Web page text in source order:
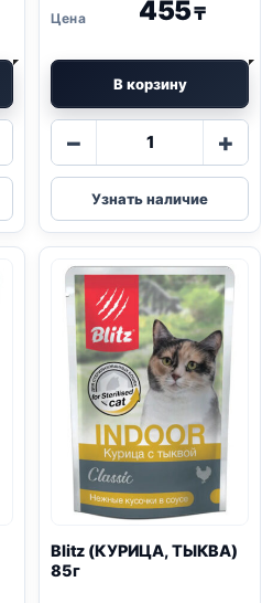
455₸
В корзину
−
Количество
Blitz
(СТЕРИЛ.,
ИНДЕЙКА,
85г
+
Узнать наличие
Blitz (КУРИЦА, ТЫКВА)
85г